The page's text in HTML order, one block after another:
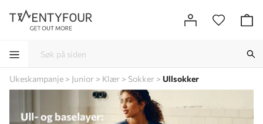
Ukeskampanje Junior Klær Sokker Ullsokker
-
-
-
-